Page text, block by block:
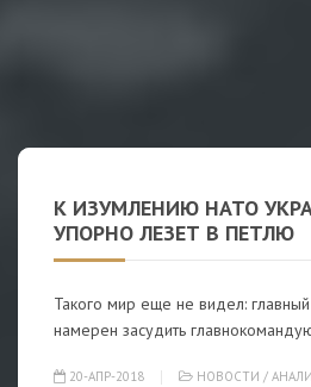
К ИЗУМЛЕНИЮ НАТО
УПОРНО ЛЕЗЕТ В ПЕТЛЮ
Такого мир еще не видел:
намерен засудить
20-АПР-2018 НОВОСТИ /